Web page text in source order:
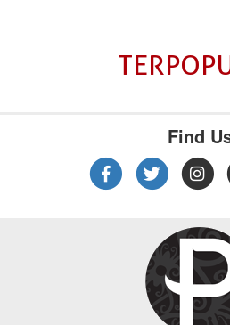
Find